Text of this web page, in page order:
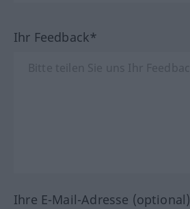
Ihr Feedback*
Ihre E-Mail-Adresse (optional)